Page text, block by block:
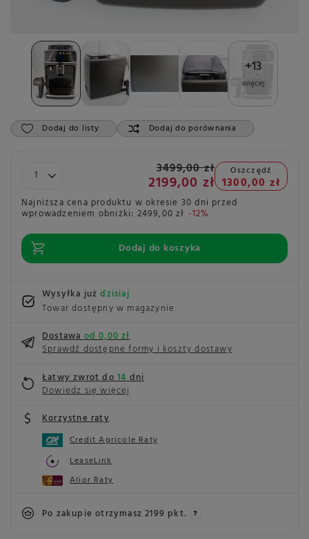
+13
więcej
Dodaj do listy Dodaj do porównania
3499,00 zł
2199,00 zł
Oszczędź
1300,00 zł
Najniższa cena produktu w okresie 30 dni przed
wprowadzeniem obniżki: 2499,00 zł -12%
Dodaj do koszyka
Wysyłka jużdzisiaj
Towar dostępny w magazynie
Dostawaod 0,00 zł
Sprawdź dostępne formy i koszty dostawy
Łatwy zwrot do14dni
Dowiedz się więcej
Korzystne raty
Credit Agricole Raty
LeaseLink
Alior Raty
Po zakupie otrzymasz2199 pkt.